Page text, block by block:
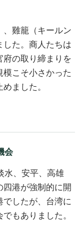
、雞籠（キールン
した。商人たちは
府の取り締まりを
こそ小さかった
ました。
会
水、安平、高雄
四港が強制的に開
でしたが、台湾に
もありました。